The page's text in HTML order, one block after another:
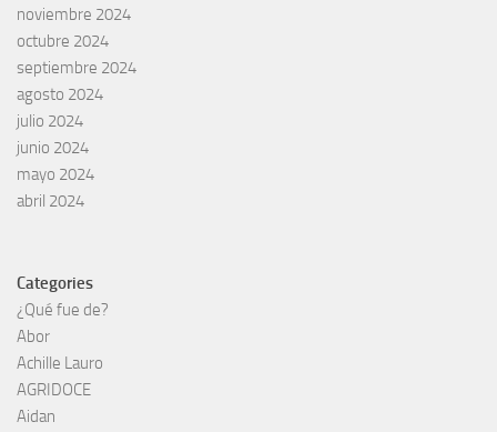
noviembre 2024
octubre 2024
septiembre 2024
agosto 2024
julio 2024
junio 2024
mayo 2024
abril 2024
Categories
¿Qué fue de?
Abor
Achille Lauro
AGRIDOCE
Aidan